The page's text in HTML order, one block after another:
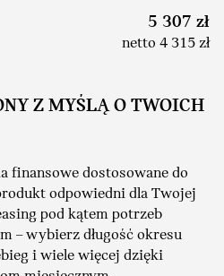
5 307 zł
netto 4 315 zł
Z MYŚLĄ O TWOICH
finansowe dostosowane do
odpowiedni dla Twojej
pod kątem potrzeb
– wybierz długość okresu
i wiele więcej dzięki